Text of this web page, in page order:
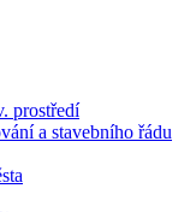
prostředí
a stavebního řádu